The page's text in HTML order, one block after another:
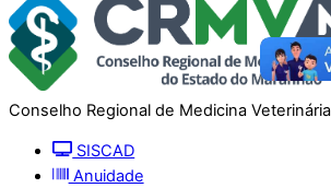
Conselho Regional de Medicina
SISCAD
Anuidade